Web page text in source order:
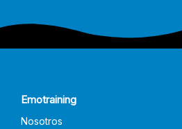
Emotraining
Nosotros